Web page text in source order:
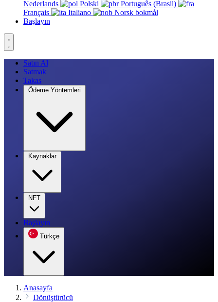
Nederlands
Polski
Português (Brasil)
Français
Italiano
Norsk bokmål
Başlayın
Satın Al
Satmak
Takas
Ödeme Yöntemleri
Kaynaklar
NFT
Başlayın
Türkçe
Anasayfa
Dönüştürücü